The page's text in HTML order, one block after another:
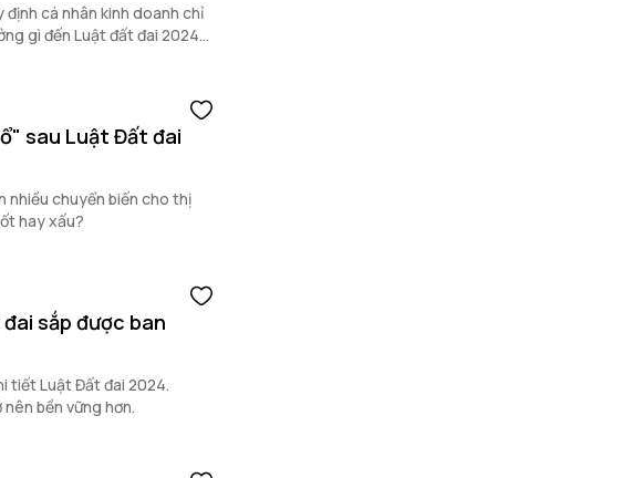
cá nhân kinh doanh chỉ
gì đến Luật đất đai 2024
sau Luật Đất đai
nhiều chuyển biến cho thị
hay xấu?
sắp được ban
tiết Luật Đất đai 2024.
bền vững hơn.